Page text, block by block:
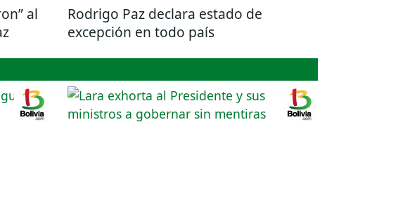
al
Rodrigo Paz declara estado de
excepción en todo país